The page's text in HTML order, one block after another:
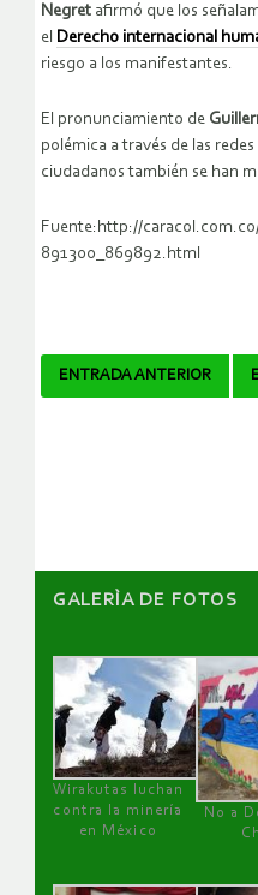
Negret afirmó que los
el Derecho internacional
riesgo a los manifestantes.
El pronunciamiento de
polémica a través de las
ciudadanos también se han
Fuente:http://
891300_869892.html
Navegador
ENTRADA ANTERIOR
GALERÌA DE FOTOS
Wirakutas luchan
contra la minería
en México
No a